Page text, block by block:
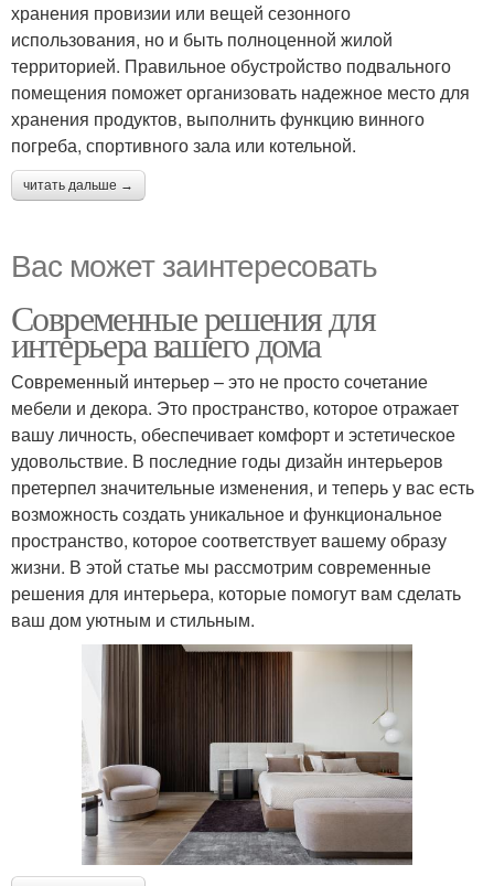
хранения провизии или вещей сезонного
использования, но и быть полноценной жилой
территорией. Правильное обустройство подвального
помещения поможет организовать надежное место для
хранения продуктов, выполнить функцию винного
погреба, спортивного зала или котельной.
читать дальше →
Вас может заинтересовать
Современные решения для
интерьера вашего дома
Современный интерьер – это не просто сочетание
мебели и декора. Это пространство, которое отражает
вашу личность, обеспечивает комфорт и эстетическое
удовольствие. В последние годы дизайн интерьеров
претерпел значительные изменения, и теперь у вас есть
возможность создать уникальное и функциональное
пространство, которое соответствует вашему образу
жизни. В этой статье мы рассмотрим современные
решения для интерьера, которые помогут вам сделать
ваш дом уютным и стильным.